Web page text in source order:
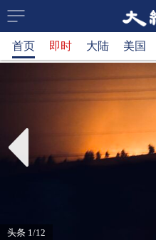
大
纪
新
网
首页 即时 大陆 美国
头条 1/12